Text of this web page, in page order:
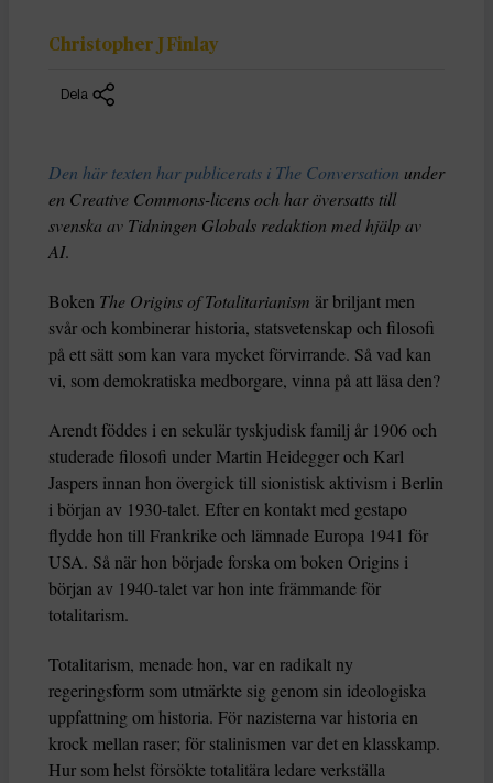
Christopher J Finlay
Dela
Den här texten har publicerats i The Conversation under
en Creative Commons-licens och har översatts till
svenska av Tidningen Globals redaktion med hjälp av
AI.
Boken The Origins of Totalitarianism är briljant men
svår och kombinerar historia, statsvetenskap och filosofi
på ett sätt som kan vara mycket förvirrande. Så vad kan
vi, som demokratiska medborgare, vinna på att läsa den?
Arendt föddes i en sekulär tyskjudisk familj år 1906 och
studerade filosofi under Martin Heidegger och Karl
Jaspers innan hon övergick till sionistisk aktivism i Berlin
i början av 1930-talet. Efter en kontakt med gestapo
flydde hon till Frankrike och lämnade Europa 1941 för
USA. Så när hon började forska om boken Origins i
början av 1940-talet var hon inte främmande för
totalitarism.
Totalitarism, menade hon, var en radikalt ny
regeringsform som utmärkte sig genom sin ideologiska
uppfattning om historia. För nazisterna var historia en
krock mellan raser; för stalinismen var det en klasskamp.
Hur som helst försökte totalitära ledare verkställa